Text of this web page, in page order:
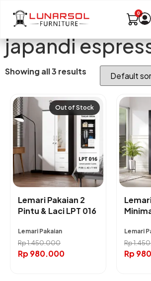
japandi
Showing all 3 results
Out of Stock
Lemari Pakaian 2
Pintu & Laci LPT 016
Lemari Pakaian
Rp1.450.000
Rp980.000
Lemari
Rp
Rp